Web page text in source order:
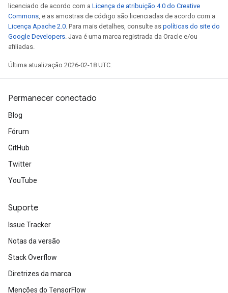
licenciado de acordo com a Licença de atribuição 4.0 do Creative
Commons, e as amostras de código são licenciadas de acordo com a
Licença Apache 2.0. Para mais detalhes, consulte as políticas do site do
Google Developers. Java é uma marca registrada da Oracle e/ou
afiliadas.
Última atualização 2026-02-18 UTC.
Permanecer conectado
Blog
Fórum
GitHub
Twitter
YouTube
Suporte
Issue Tracker
Notas da versão
Stack Overflow
Diretrizes da marca
Menções do TensorFlow